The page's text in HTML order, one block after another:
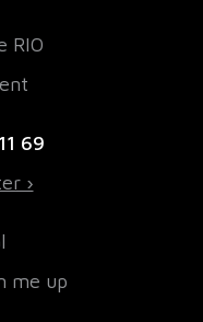
RIO
69
›
me up